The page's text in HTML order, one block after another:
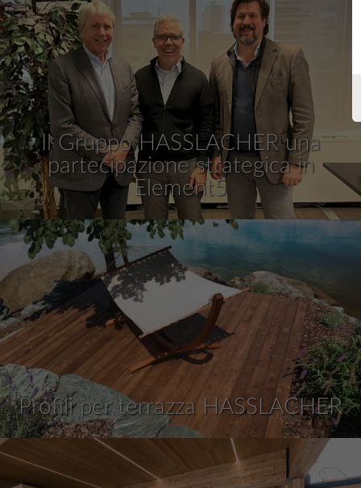
Il Gruppo HASSLACHER una
partecipazione strategica in
Element5
Profili per terrazza HASSLACHER